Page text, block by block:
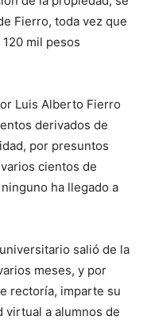
Fierro, toda vez que
mil pesos
Luis Alberto Fierro
derivados de
por presuntos
cientos de
ha llegado a
salió de la
meses, y por
rectoría, imparte su
virtual a alumnos de